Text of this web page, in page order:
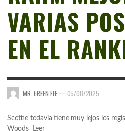
VARIAS
EN EL
MR. GREEN FEE — 05/08/2025
Scottie todavía tiene muy lejos los
Woods Leer